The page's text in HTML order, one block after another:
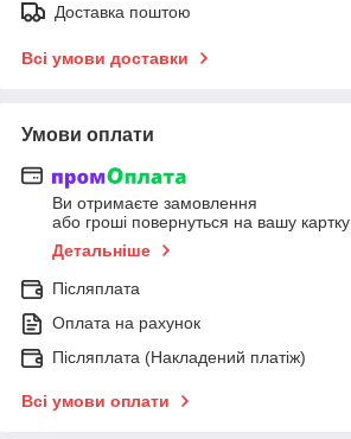
Доставка поштою
Всі умови доставки
Умови оплати
Ви отримаєте замовлення
або гроші повернуться на вашу картку
Детальніше
Післяплата
Оплата на рахунок
Післяплата (Накладений платіж)
Всі умови оплати